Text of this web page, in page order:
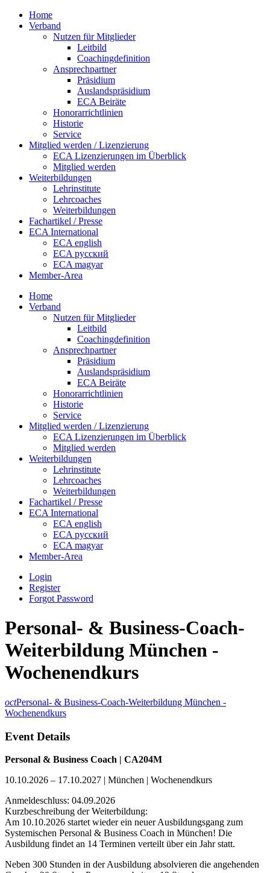
Home
Verband
Nutzen für Mitglieder
Leitbild
Coachingdefinition
Ansprechpartner
Präsidium
Auslandspräsidium
ECA Beiräte
Honorarrichtlinien
Historie
Service
Mitglied werden / Lizenzierung
ECA Lizenzierungen im Überblick
Mitglied werden
Weiterbildungen
Lehrinstitute
Lehrcoaches
Weiterbildungen
Fachartikel / Presse
ECA International
ECA english
ECA русский
ECA magyar
Member-Area
Home
Verband
Nutzen für Mitglieder
Leitbild
Coachingdefinition
Ansprechpartner
Präsidium
Auslandspräsidium
ECA Beiräte
Honorarrichtlinien
Historie
Service
Mitglied werden / Lizenzierung
ECA Lizenzierungen im Überblick
Mitglied werden
Weiterbildungen
Lehrinstitute
Lehrcoaches
Weiterbildungen
Fachartikel / Presse
ECA International
ECA english
ECA русский
ECA magyar
Member-Area
Login
Register
Forgot Password
Personal- & Business-Coach-
Weiterbildung München -
Wochenendkurs
octPersonal- & Business-Coach-Weiterbildung München -
Wochenendkurs
Event Details
Personal & Business Coach | CA204M
10.10.2026 – 17.10.2027 | München | Wochenendkurs
Anmeldeschluss: 04.09.2026
Kurzbeschreibung der Weiterbildung:
Am 10.10.2026 startet wieder ein neuer Ausbildungsgang zum
Systemischen Personal & Business Coach in München! Die
Ausbildung findet an 14 Terminen verteilt über ein Jahr statt.
Neben 300 Stunden in der Ausbildung absolvieren die angehenden